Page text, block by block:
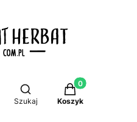
Otwórz wyszukiwarkę
Szukaj
Produkty w
Koszyk